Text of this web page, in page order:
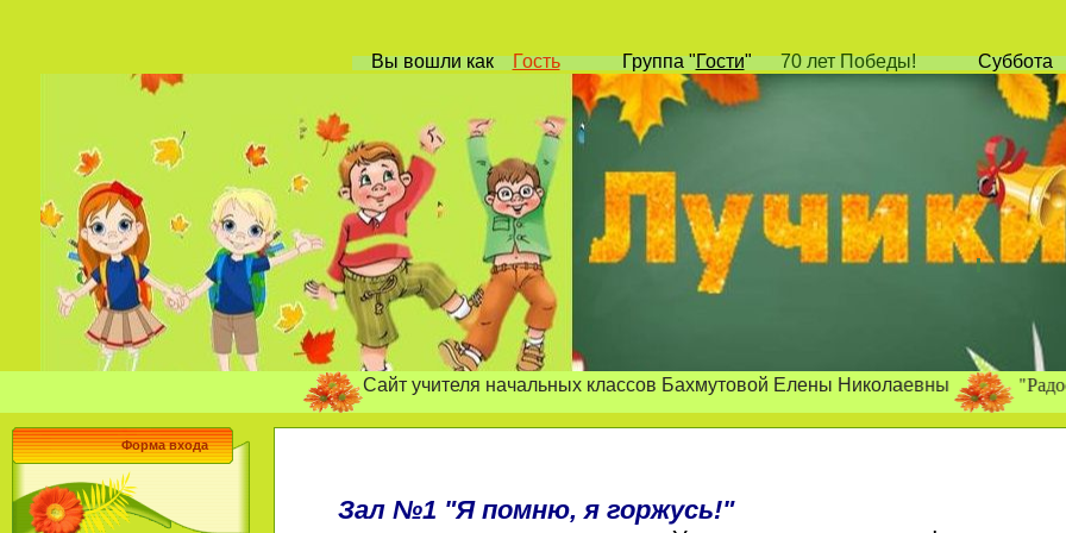
Вы вошликак Гость Группа"Гости" 70 лет Победы! Суббота
Сайт учителя начальных классов Бахмутовой Елены Николаевны "Радость позна
Форма входа
Зал №1 "Я помню, я горжусь!"